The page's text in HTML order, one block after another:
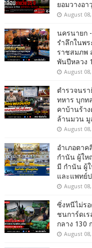
ยอมวางอา
August
นครนายก
รำลึกในพ
ราชสมภพ
พันปีหลวง
August
ตำรวจนร
ทหาร บุกท
คาบ้านร้าง
ล้านมวน มู
August
อำเภอตา
กำนัน ผู้ให
มี กำนัน ผู้
และแพทย์
August
ซิ่งหนีไม่ร
ชนการ์ดเ
กลาง 130
August